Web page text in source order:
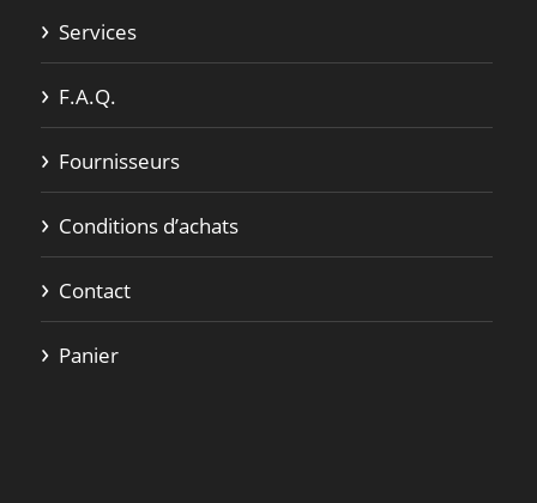
Services
F.A.Q.
Fournisseurs
Conditions d’achats
Contact
Panier